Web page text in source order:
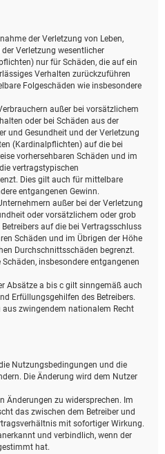
der Verletzung von Leben,
Verletzung wesentlicher
nur für Schäden, die auf ein
Verhalten zurückzuführen
Folgeschäden wie insbesondere
außer bei vorsätzlichem
oder bei Schäden aus der
und Gesundheit und der Verletzung
(Kardinalpflichten) auf die bei
vorhersehbaren Schäden und im
vertragstypischen
Dies gilt auch für mittelbare
entgangenen Gewinn.
außer bei der Verletzung
oder vorsätzlichem oder grob
auf die bei Vertragsschluss
Schäden und im Übrigen der Höhe
Durchschnittsschäden begrenzt.
insbesondere entgangenen
Absätze a bis c gilt sinngemäß auch
Erfüllungsgehilfen des Betreibers.
zwingendem nationalem Recht
Nutzungsbedingungen und die
Die Änderung wird dem Nutzer
Änderungen zu widersprechen. Im
das zwischen dem Betreiber und
mit sofortiger Wirkung.
und verbindlich, wenn der
hat.